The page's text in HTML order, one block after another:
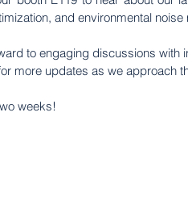
and environmental
to engaging discussions
more updates as we approach
weeks!